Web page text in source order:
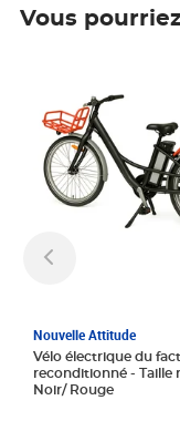
Vous
Nouvelle Attitude
Vélo électrique du
reconditionné - Taille normale -
Noir/ Rouge